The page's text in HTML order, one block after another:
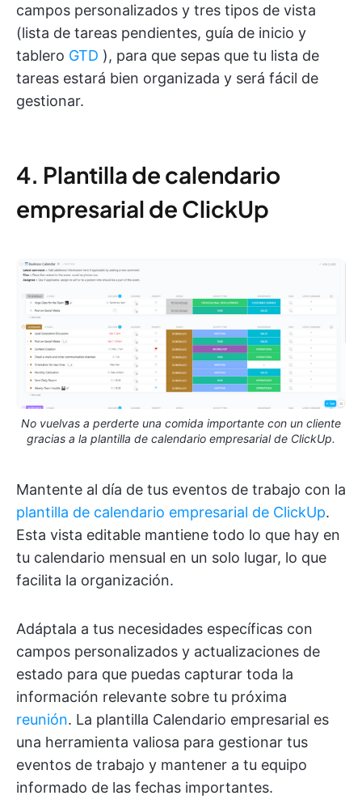
campos personalizados y tres tipos de vista
(lista de tareas pendientes, guía de inicio y
tablero GTD ), para que sepas que tu lista de
tareas estará bien organizada y será fácil de
gestionar.
4. Plantilla de calendario
empresarial de ClickUp
No vuelvas a perderte una comida importante con un cliente
gracias a la plantilla de calendario empresarial de ClickUp.
Mantente al día de tus eventos de trabajo con la
plantilla de calendario empresarial de ClickUp.
Esta vista editable mantiene todo lo que hay en
tu calendario mensual en un solo lugar, lo que
facilita la organización.
Adáptala a tus necesidades específicas con
campos personalizados y actualizaciones de
estado para que puedas capturar toda la
información relevante sobre tu próxima
reunión. La plantilla Calendario empresarial es
una herramienta valiosa para gestionar tus
eventos de trabajo y mantener a tu equipo
informado de las fechas importantes.